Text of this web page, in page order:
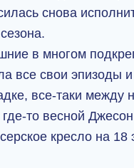
снова
в многом
все свои эпизоды
все-таки между
то весной
кресло на 18